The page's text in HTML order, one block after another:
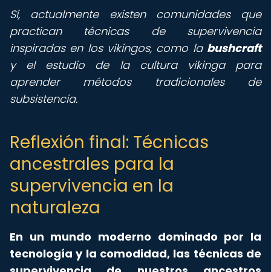
Sí, actualmente existen comunidades que
practican técnicas de supervivencia
inspiradas en los vikingos, como la bushcraft
y el estudio de la cultura vikinga para
aprender métodos tradicionales de
subsistencia.
Reflexión final: Técnicas
ancestrales para la
supervivencia en la
naturaleza
En un mundo moderno dominado por la
tecnología y la comodidad, las técnicas de